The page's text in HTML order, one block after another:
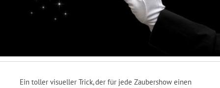
Ein toller visueller Trick, der für jede Zaubershow einen